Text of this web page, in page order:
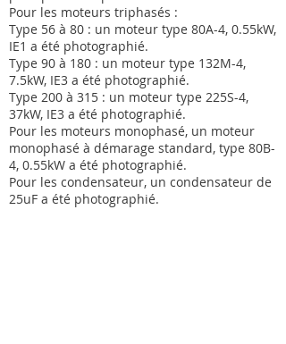
Pour les moteurs triphasés :
Type 56 à 80 : un moteur type 80A-4, 0.55kW,
IE1 a été photographié.
Type 90 à 180 : un moteur type 132M-4,
7.5kW, IE3 a été photographié.
Type 200 à 315 : un moteur type 225S-4,
37kW, IE3 a été photographié.
Pour les moteurs monophasé, un moteur
monophasé à démarage standard, type 80B-
4, 0.55kW a été photographié.
Pour les condensateur, un condensateur de
25uF a été photographié.